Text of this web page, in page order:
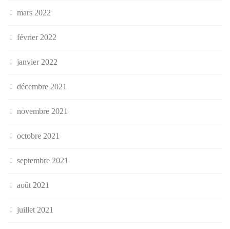
mars 2022
février 2022
janvier 2022
décembre 2021
novembre 2021
octobre 2021
septembre 2021
août 2021
juillet 2021